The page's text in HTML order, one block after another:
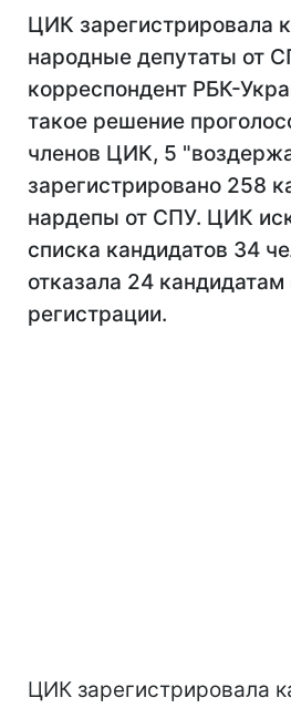
ЦИК зарегистрировала
народные депутаты от
корреспондент РБК-
такое решение
членов ЦИК, 5
зарегистрировано 258
нардепы от СПУ. ЦИК
списка кандидатов 34
отказала 24 кандидатам
регистрации.
ЦИК зарегистрировала